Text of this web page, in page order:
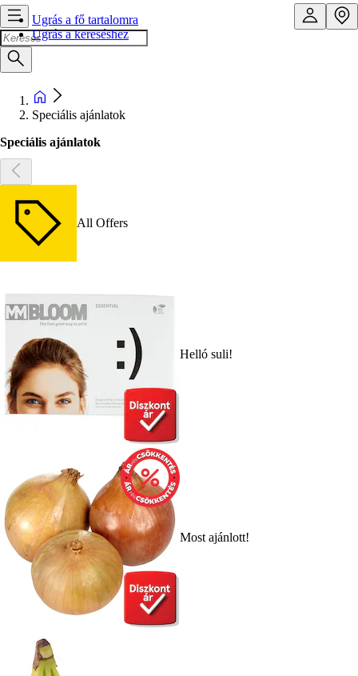
Ugrás a fő tartalomra
Ugrás a kereséshez
Speciális ajánlatok
Speciális ajánlatok
All Offers
Helló suli!
Most ajánlott!